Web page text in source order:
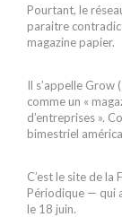
Pourtant, le
paraitre
magazine papier.
Il s’appelle Grow
comme un «
d’entreprises ».
bimestriel
C’est le site de
Périodique — qui
le 18 juin.